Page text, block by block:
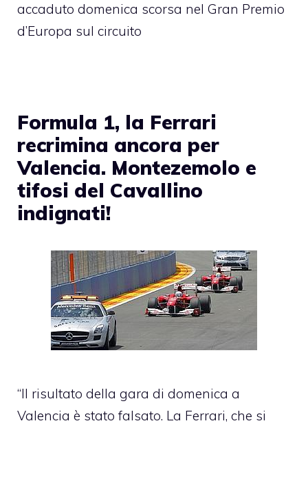
accaduto domenica scorsa nel Gran Premio
d’Europa sul circuito
Formula 1, la Ferrari
recrimina ancora per
Valencia. Montezemolo e
tifosi del Cavallino
indignati!
“Il risultato della gara di domenica a
Valencia è stato falsato. La Ferrari, che si